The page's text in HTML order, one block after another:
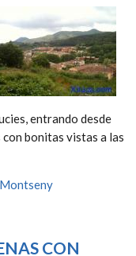
entrando desde
bonitas vistas a las
Montseny
CON